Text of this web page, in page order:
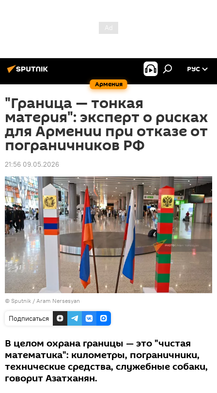
Армения
РУС
"Граница — тонкая
материя": эксперт о рисках
для Армении при отказе от
пограничников РФ
21:56 09.05.2026
© Sputnik / Aram Nersesyan
Подписаться
В целом охрана границы — это "чистая
математика": километры, пограничники,
технические средства, служебные собаки,
говорит Азатханян.